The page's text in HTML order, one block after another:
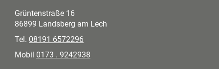
Grüntenstraße 16
86899 Landsberg am Lech
Tel. 08191 6572296
Mobil 0173 . 9242938